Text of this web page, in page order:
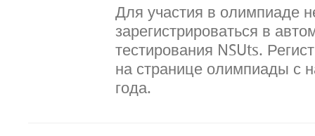
Для участия в олимпиаде
зарегистрироваться в
тестирования NSUts.
на странице олимпиады с
года.